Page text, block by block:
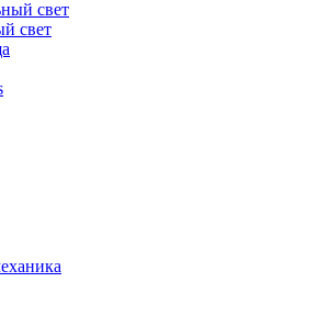
свет